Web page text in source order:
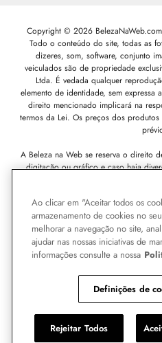
Copyright © 2026
Todo o conteúdo do site, todas as
dizeres, som, software, conjunto
veiculados são de propriedade
Ltda. É vedada qualquer
elemento de identidade, sem
direito mencionado implicará na
termos da Lei. Os preços dos
A Beleza na Web se reserva o direito
digitação ou gráfico e caso haja
nos e-mails promocionais e valores
Cajamar - SP, 07750-000 -
Pode
Ao clicar em "Aceitar todos os
armazenamento de cookies no
melhorar a navegação no site,
ajudar nas nossas iniciativas de
informações consulte a nossa
Definições de
Rejeitar Todos